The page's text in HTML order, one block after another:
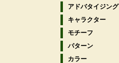
アドバタイジング
キャラクター
モチーフ
パターン
カラー